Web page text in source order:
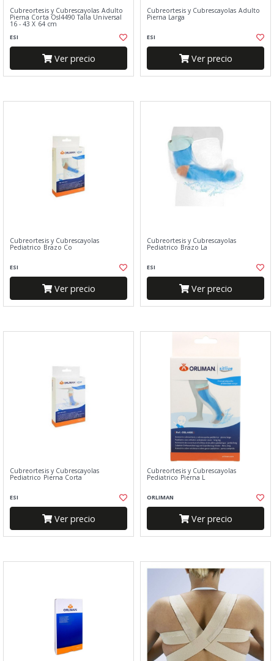
Cubreortesis y Cubrescayolas Adulto
Pierna Corta Osl4490 Talla Universal
16 - 43 X 64 cm
ESI
Ver precio
Cubreortesis y Cubrescayolas Adulto
Pierna Larga
ESI
Ver precio
Cubreortesis y Cubrescayolas
Pediatrico Brazo Co
ESI
Ver precio
Cubreortesis y Cubrescayolas
Pediatrico Brazo La
ESI
Ver precio
Cubreortesis y Cubrescayolas
Pediatrico Pierna Corta
ESI
Ver precio
Cubreortesis y Cubrescayolas
Pediatrico Pierna L
ORLIMAN
Ver precio